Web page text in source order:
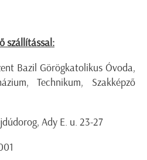
szállítással:
Bazil Görögkatolikus Óvoda,
Technikum, Szakképző
Ady E. u. 23-27